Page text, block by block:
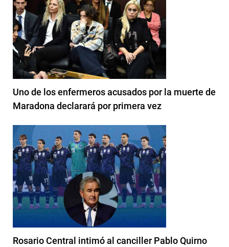
Uno de los enfermeros acusados por la muerte de
Maradona declarará por primera vez
Rosario Central intimó al canciller Pablo Quirno